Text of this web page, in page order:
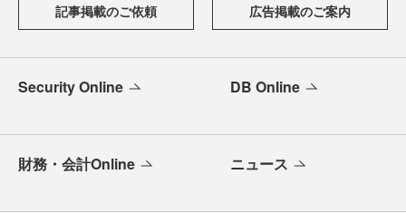
記事掲載のご依頼 広告掲載のご案内
Security Online DB Online
財務・会計Online ニュース